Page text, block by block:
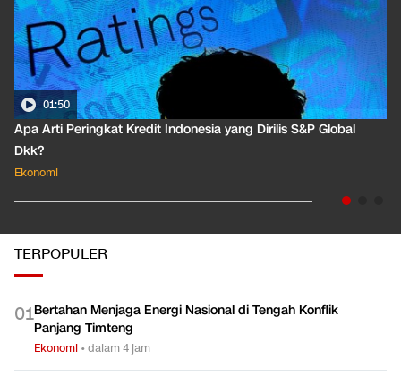
01:50
Apa Arti Peringkat Kredit Indonesia yang Dirilis S&P Global
Dkk?
Ekonomi
TERPOPULER
01Bertahan Menjaga Energi Nasional di Tengah Konflik
Panjang Timteng
Ekonomi •dalam 4 jam